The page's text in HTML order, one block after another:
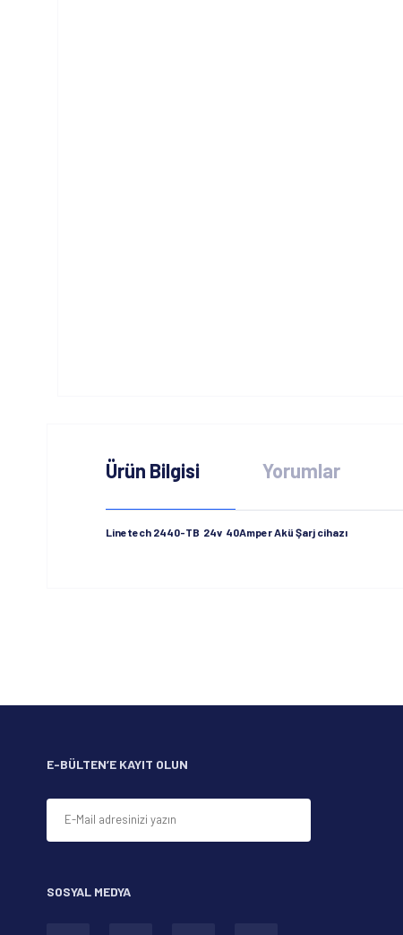
Ürün Bilgisi Yorumlar
Linetech 2440-TB 24v 40Amper Akü Şarj cihazı
E-BÜLTEN’E KAYIT OLUN
SOSYAL MEDYA